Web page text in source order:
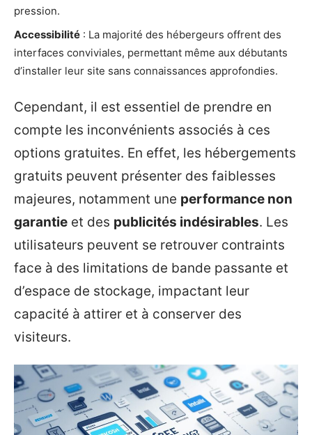
pression.
Accessibilité : La majorité des hébergeurs offrent des
interfaces conviviales, permettant même aux débutants
d’installer leur site sans connaissances approfondies.
Cependant, il est essentiel de prendre en
compte les inconvénients associés à ces
options gratuites. En effet, les hébergements
gratuits peuvent présenter des faiblesses
majeures, notamment une performance non
garantie et des publicités indésirables. Les
utilisateurs peuvent se retrouver contraints
face à des limitations de bande passante et
d’espace de stockage, impactant leur
capacité à attirer et à conserver des
visiteurs.